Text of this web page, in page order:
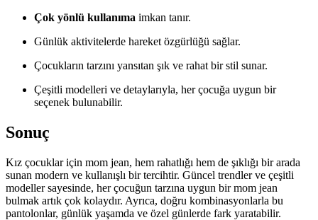
Çok yönlü kullanıma imkan tanır.
Günlük aktivitelerde hareket özgürlüğü sağlar.
Çocukların tarzını yansıtan şık ve rahat bir stil sunar.
Çeşitli modelleri ve detaylarıyla, her çocuğa uygun bir
seçenek bulunabilir.
Sonuç
Kız çocuklar için mom jean, hem rahatlığı hem de şıklığı bir arada
sunan modern ve kullanışlı bir tercihtir. Güncel trendler ve çeşitli
modeller sayesinde, her çocuğun tarzına uygun bir mom jean
bulmak artık çok kolaydır. Ayrıca, doğru kombinasyonlarla bu
pantolonlar, günlük yaşamda ve özel günlerde fark yaratabilir.